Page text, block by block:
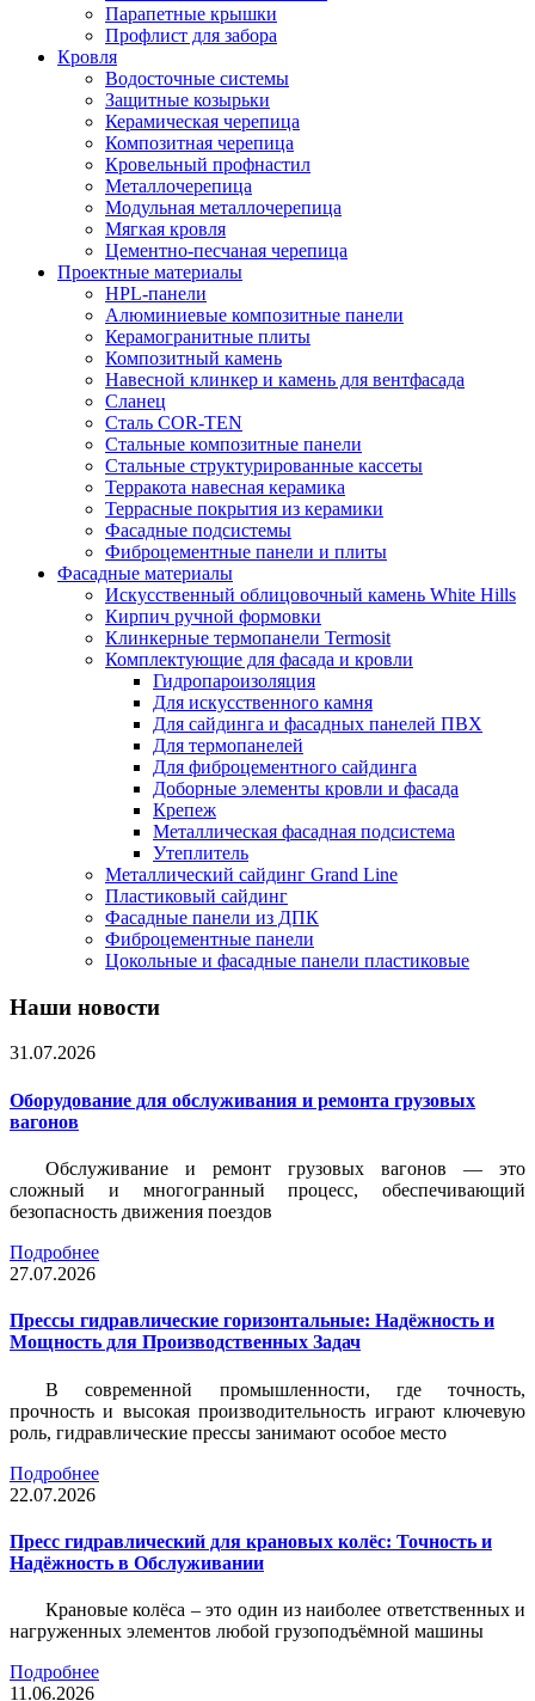
Парапетные крышки
Профлист для забора
Кровля
Водосточные системы
Защитные козырьки
Керамическая черепица
Композитная черепица
Кровельный профнастил
Металлочерепица
Модульная металлочерепица
Мягкая кровля
Цементно-песчаная черепица
Проектные материалы
HPL-панели
Алюминиевые композитные панели
Керамогранитные плиты
Композитный камень
Навесной клинкер и камень для вентфасада
Сланец
Сталь COR-TEN
Стальные композитные панели
Стальные структурированные кассеты
Терракота навесная керамика
Террасные покрытия из керамики
Фасадные подсистемы
Фиброцементные панели и плиты
Фасадные материалы
Искусственный облицовочный камень White Hills
Кирпич ручной формовки
Клинкерные термопанели Termosit
Комплектующие для фасада и кровли
Гидропароизоляция
Для искусственного камня
Для сайдинга и фасадных панелей ПВХ
Для термопанелей
Для фиброцементного сайдинга
Доборные элементы кровли и фасада
Крепеж
Металлическая фасадная подсистема
Утеплитель
Металлический сайдинг Grand Line
Пластиковый сайдинг
Фасадные панели из ДПК
Фиброцементные панели
Цокольные и фасадные панели пластиковые
Наши новости
31.07.2026
Оборудование для обслуживания и ремонта грузовых
вагонов
Обслуживание и ремонт грузовых вагонов — это
сложный и многогранный процесс, обеспечивающий
безопасность движения поездов
Подробнее
27.07.2026
Прессы гидравлические горизонтальные: Надёжность и
Мощность для Производственных Задач
В современной промышленности, где точность,
прочность и высокая производительность играют ключевую
роль, гидравлические прессы занимают особое место
Подробнее
22.07.2026
Пресс гидравлический для крановых колёс: Точность и
Надёжность в Обслуживании
Крановые колёса – это один из наиболее ответственных и
нагруженных элементов любой грузоподъёмной машины
Подробнее
11.06.2026